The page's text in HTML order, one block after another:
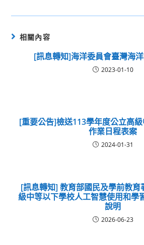
相關內容
[訊息轉知]海洋委員會臺灣海
2023-01-10
[重要公告]檢送113學年度公立高
作業日程表案
2024-01-31
[訊息轉知] 教育部國民及學前教育
級中等以下學校人工智慧使用和學
說明
2026-06-23